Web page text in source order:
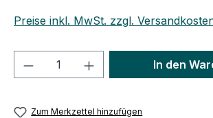
Preise inkl. MwSt. zzgl.
Produkt Anzahl: Gib den
In den
Zum Merkzettel hinzufügen